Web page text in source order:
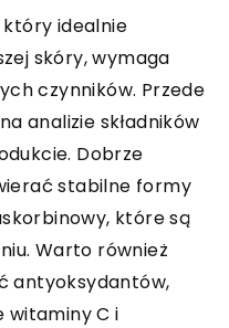
idealnie
skóry, wymaga
czynników. Przede
analizie składników
Dobrze
stabilne formy
które są
Warto również
antyoksydantów,
witaminy C i